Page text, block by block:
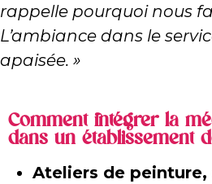
rappelle pourquoi nous
L’ambiance dans le
apaisée. »
Comment intégrer la
dans un établissement
Ateliers de